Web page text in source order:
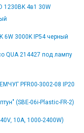
1230BK 4в1 30W
6W 3000K IP54 черный
QUA 214427 под лампу
PFR00-3002-08 IP20
(SBE-06i-Plastic-FR-2)
10A, 1000-2400W)